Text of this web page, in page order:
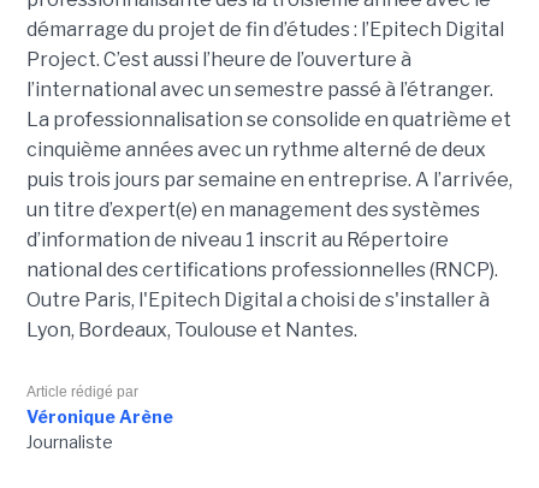
démarrage du projet de fin d’études : l’Epitech Digital
Project. C’est aussi l’heure de l’ouverture à
l’international avec un semestre passé à l’étranger.
La professionnalisation se consolide en quatrième et
cinquième années avec un rythme alterné de deux
puis trois jours par semaine en entreprise. A l’arrivée,
un titre d’expert(e) en management des systèmes
d’information de niveau 1 inscrit au Répertoire
national des certifications professionnelles (RNCP).
Outre Paris, l'Epitech Digital a choisi de s'installer à
Lyon, Bordeaux, Toulouse et Nantes.
Article rédigé par
Véronique Arène
Journaliste